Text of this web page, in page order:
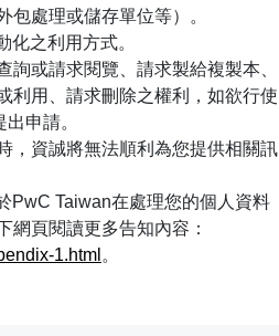
包處理或儲存單位等）。
化之利用方式。
或請求閱覽、請求製給複製本、
利用、請求刪除之權利，如欲行使
出申請。
，資誠將無法順利為您提供相關訊
PwC Taiwan在處理您的個人資料
網頁閱讀更多告知內容：
1.html 。